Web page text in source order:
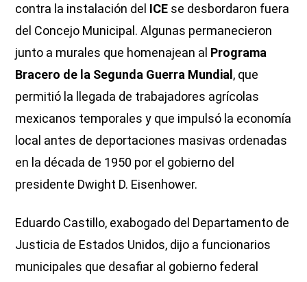
contra la instalación del ICE se desbordaron fuera
del Concejo Municipal. Algunas permanecieron
junto a murales que homenajean al Programa
Bracero de la Segunda Guerra Mundial, que
permitió la llegada de trabajadores agrícolas
mexicanos temporales y que impulsó la economía
local antes de deportaciones masivas ordenadas
en la década de 1950 por el gobierno del
presidente Dwight D. Eisenhower.
Eduardo Castillo, exabogado del Departamento de
Justicia de Estados Unidos, dijo a funcionarios
municipales que desafiar al gobierno federal